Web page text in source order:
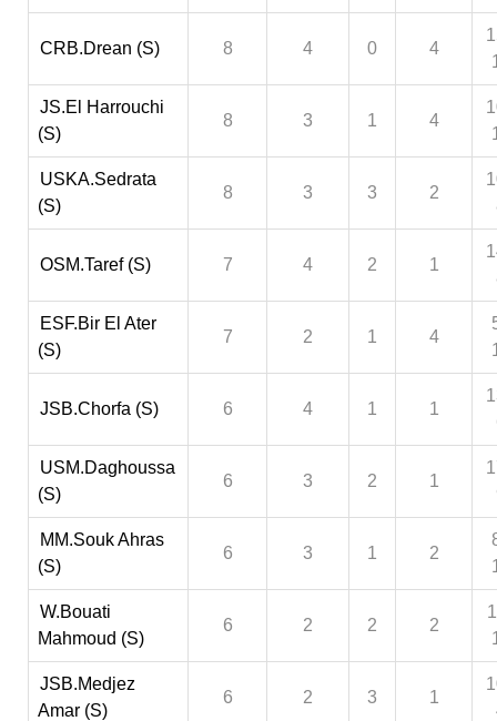
CRB.Drean (S) 8 4 0 4
JS.El Harrouchi
(S)
8 3 1 4
USKA.Sedrata
(S)
8 3 3 2
OSM.Taref (S) 7 4 2 1
ESF.Bir El Ater
(S)
7 2 1 4
JSB.Chorfa (S) 6 4 1 1
USM.Daghoussa
(S)
6 3 2 1
MM.Souk Ahras
(S)
6 3 1 2
W.Bouati
Mahmoud (S)
6 2 2 2
JSB.Medjez
Amar (S)
6 2 3 1